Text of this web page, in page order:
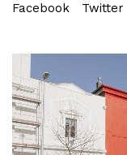
Facebook Twitter